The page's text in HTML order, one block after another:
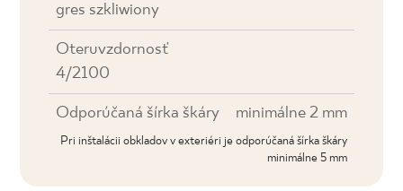
gres szkliwiony
Oteruvzdornosť
4/2100
Odporúčaná šírka škáry minimálne 2 mm
Pri inštalácii obkladov v exteriéri je odporúčaná šírka škáry
minimálne 5 mm